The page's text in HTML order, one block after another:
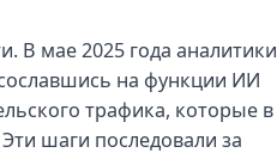
В мае 2025 года аналитики
на функции ИИ
трафика, которые в
шаги последовали за